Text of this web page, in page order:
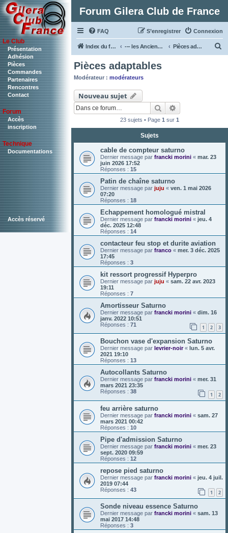
Le Club
Présentation
Adhésion
Pièces
Commandes
Partenaires
Rencontres
Contact
Forum
Accès
inscription
Technique
Documentations
Accès réservé
Forum Gilera Club de France
FAQ Connexion
S’enregistrer
Index du forum --- les Anciennes & Les autres Bi4 --- Pièces adaptables
e
Pièces adaptables
Modérateur : modérateurs
Nouveau sujet
Rechercher
23 sujets • Page 1 sur 1
Sujets
cable de compteur saturno
Dernier message par francki morini « mar. 23
juin 2026 17:52
Réponses : 15
Patin de chaîne saturno
Dernier message par juju « ven. 1 mai 2026
07:20
Réponses : 18
Echappement homologué mistral
Dernier message par francki morini « jeu. 4
déc. 2025 12:48
Réponses : 14
contacteur feu stop et durite aviation
Dernier message par franco « mer. 3 déc. 2025
17:45
Réponses : 3
kit ressort progressif Hyperpro
Dernier message par juju « sam. 22 avr. 2023
19:11
Réponses : 7
Amortisseur Saturno
Dernier message par francki morini « dim. 16
janv. 2022 10:51
Réponses : 71 1 2 3
Bouchon vase d'expansion Saturno
Dernier message par levrier-noir« lun. 5 avr.
2021 19:10
Réponses : 13
Autocollants Saturno
Dernier message par francki morini « mer. 31
mars 2021 23:35
Réponses : 38 1 2
feu arrière saturno
Dernier message par francki morini « sam. 27
mars 2021 00:42
Réponses : 10
Pipe d'admission Saturno
Dernier message par francki morini « mer. 23
sept. 2020 09:59
Réponses : 12
repose pied saturno
Dernier message par francki morini « jeu. 4 juil.
2019 07:44
Réponses : 43 1 2
Sonde niveau essence Saturno
Dernier message par francki morini « sam. 13
mai 2017 14:48
Réponses : 3